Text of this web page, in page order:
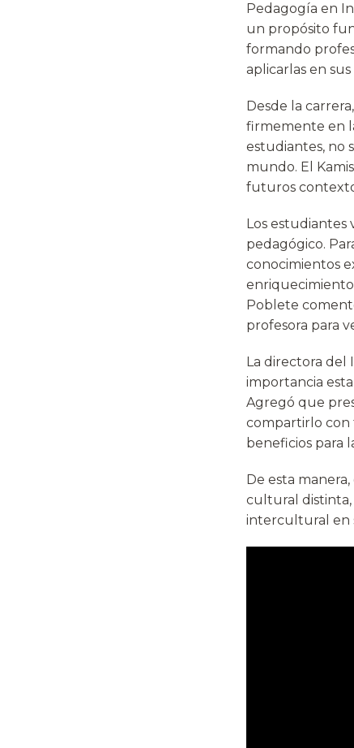
Pedagogía en
un propósito
formando
aplicarlas en
Desde la
firmemente en
estudiantes, no
mundo. El
futuros
Los estudiantes
pedagógico.
conocimientos
enriquecimiento
Poblete
profesora para
La directora del
importancia
Agregó que
compartirlo con
beneficios para
De esta
cultural distinta,
intercultural en